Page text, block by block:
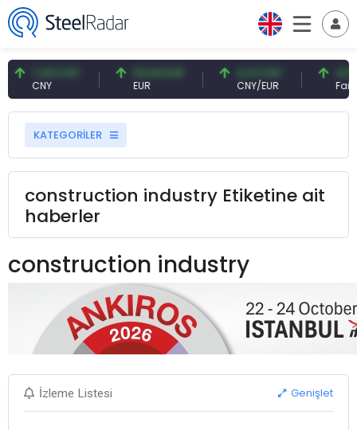
CNY EUR CNY/EUR Faiz
KATEGORİLER
construction industry Etiketine ait
haberler
construction industry
İzleme Listesi Genişlet